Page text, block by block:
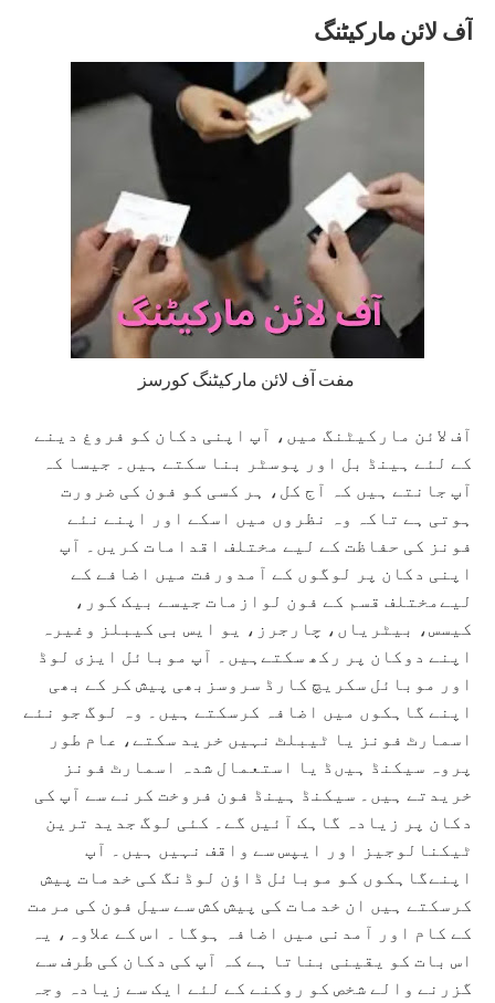
آف لائن مارکیٹنگ
مفت آف لائن مارکیٹنگ کورسز
آف لائن مارکیٹنگ میں، آپ اپنی دکان کو فروغ دینے
کے لئے ہینڈ بل اور پوسٹر بنا سکتے ہیں۔ جیسا کہ
آپ جانتے ہیں کہ آج کل، ہر کسی کو فون کی ضرورت
ہوتی ہے تاکہ وہ نظروں میں اسکے اور اپنے نئے
فونز کی حفاظت کے لیے مختلف اقدامات کریں۔ آپ
اپنی دکان پر لوگوں کے آمدورفت میں اضافے کے
لیےمختلف قسم کے فون لوازمات جیسے بیک کور،
کیسس، بیٹریاں، چارجرز، یو ایس بی کیبلز وغیرہ
اپنے دوکان پر رکھ سکتےہیں۔ آپ موبائل ایزی لوڈ
اور موبائل سکریچ کارڈ سروسزبھی پیش کر کے بھی
اپنے گاہکوں میں اضافہ کرسکتے ہیں۔ وہ لوگ جو نئے
اسمارٹ فونز یا ٹیبلٹ نہیں خرید سکتے، عام طور
پروہ سیکنڈ ہیںڈ یا استعمال شدہ اسمارٹ فونز
خریدتے ہیں۔ سیکنڈ ہینڈ فون فروخت کرنے سے آپ کی
دکان پر زیادہ گاہک آئیں گے۔ کئی لوگ جدید ترین
ٹیکنالوجیز اور ایپس سے واقف نہیں ہیں۔ آپ
اپنےگاہکوں کو موبائل ڈاؤن لوڈنگ کی خدمات پیش
کرسکتے ہیں ان خدمات کی پیش کش سے سیل فون کی مرمت
کے کام اور آمدنی میں اضافہ ہوگا۔ اس کے علاوہ، یہ
اس بات کو یقینی بناتا ہے کہ آپ کی دکان کی طرف سے
گزرنے والے شخص کو روکنے کے لئے ایک سے زیادہ وجہ